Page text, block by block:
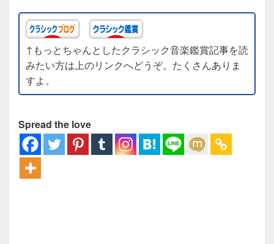
↑もっとちゃんとしたクラシック音楽鑑賞記事を読
みたい方は上のリンクへどうぞ。たくさんありま
すよ。
Spread the love